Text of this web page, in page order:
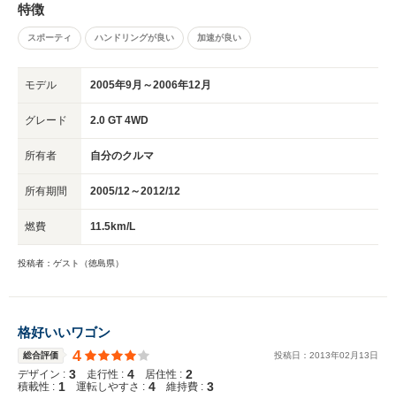
安いのですが、全体的にAT車の評判は今一つの感があります（試乗してい
ないのでコメントできません？）。
特徴
スポーティ ハンドリングが良い 加速が良い
モデル 2005年9月～2006年12月
グレード 2.0 GT 4WD
所有者 自分のクルマ
所有期間 2005/12～2012/12
燃費 11.5km/L
投稿者：ゲスト（徳島県）
格好いいワゴン
総合評価 4 投稿日： 2013年02 月 13日
デザイン : 3 走行性 : 4 居住性 : 2
積載性 : 1 運転しやすさ : 4 維持費 : 3